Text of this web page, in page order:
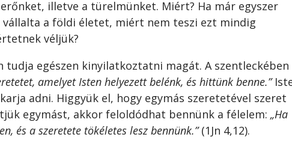
illetve a türelmünket. Miért? Ha már egyszer
a földi életet, miért nem teszi ezt mindig
véljük?
tudja egészen kinyilatkoztatni magát. A szentleckében
amelyet Isten helyezett belénk, és hittünk benne.”
adni. Higgyük el, hogy egymás szeretetével szeret
egymást, akkor feloldódhat bennünk a félelem:„Ha
és a szeretete tökéletes lesz bennünk.”(1Jn 4,12).